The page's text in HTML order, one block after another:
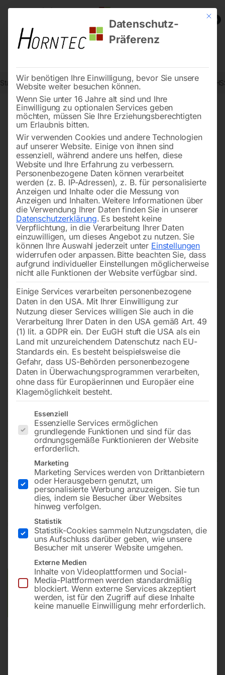
0
Start Metallbearbeitung Metallkreissägen - Zubehör Sägeblatt
Sägeblatt HSS / DMo5
HSS 315×2,5x32mm, T 4 / 240 Zähne
192,00
inkl. MwSt. zzgl.Versandkosten
Versandkosten Standard (Österreich):€10,00
Bitte beachten Sie: Die Versandkosten gelten für Österreich.
Andere Länder können abweichen.
Mit
Datenschutz-
Präferenz
Wir benötigen Ihre Einwilligung, bevor Sie unsere
Website weiter besuchen können.
Wenn Sie unter 16 Jahre alt sind und Ihre
Einwilligung zu optionalen Services geben
möchten, müssen Sie Ihre Erziehungsberechtigten
um Erlaubnis bitten.
Wir verwenden Cookies und andere Technologien
auf unserer Website. Einige von ihnen sind
essenziell, während andere uns helfen, diese
Website und Ihre Erfahrung zu verbessern.
Personenbezogene Daten können verarbeitet
werden (z. B. IP-Adressen), z. B. für personalisierte
Anzeigen und Inhalte oder die Messung von
Anzeigen und Inhalten. Weitere Informationen über
die Verwendung Ihrer Daten finden Sie in unserer
Datenschutzerklärung. Es besteht keine
Verpflichtung, in die Verarbeitung Ihrer Daten
einzuwilligen, um dieses Angebot zu nutzen. Sie
können Ihre Auswahl jederzeit unter Einstellungen
widerrufen oder anpassen. Bitte beachten Sie, dass
aufgrund individueller Einstellungen möglicherweise
nicht alle Funktionen der Website verfügbar sind.
Einige Services verarbeiten personenbezogene
Daten in den USA. Mit Ihrer Einwilligung zur
Nutzung dieser Services willigen Sie auch in die
Verarbeitung Ihrer Daten in den USA gemäß Art. 49
(1) lit. a GDPR ein. Der EuGH stuft die USA als ein
Land mit unzureichendem Datenschutz nach EU-
Standards ein. Es besteht beispielsweise die
Gefahr, dass US-Behörden personenbezogene
Daten in Überwachungsprogrammen verarbeiten,
ohne dass für Europäerinnen und Europäer eine
Klagemöglichkeit besteht.
Es folgt eine Liste der Service-Gruppen, für die eine
Essenziell
Essenzielle Services ermöglichen
grundlegende Funktionen und sind für das
ordnungsgemäße Funktionieren der Website
erforderlich.
Marketing
Marketing Services werden von Drittanbietern
oder Herausgebern genutzt, um
personalisierte Werbung anzuzeigen. Sie tun
dies, indem sie Besucher über Websites
hinweg verfolgen.
Statistik
Statistik-Cookies sammeln Nutzungsdaten, die
uns Aufschluss darüber geben, wie unsere
Besucher mit unserer Website umgehen.
Externe Medien
Inhalte von Videoplattformen und Social-
Media-Plattformen werden standardmäßig
blockiert. Wenn externe Services akzeptiert
werden, ist für den Zugriff auf diese Inhalte
keine manuelle Einwilligung mehr erforderlich.